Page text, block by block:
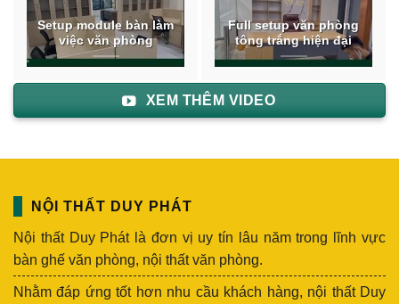
Setup module bàn làm
việc văn phòng
Full setup văn phòng
tông trắng hiện đại
XEM THÊM VIDEO
NỘI THẤT DUY PHÁT
Nội thất Duy Phát là đơn vị uy tín lâu năm trong lĩnh vực
bàn ghế văn phòng, nội thất văn phòng.
Nhằm đáp ứng tốt hơn nhu cầu khách hàng, nội thất Duy